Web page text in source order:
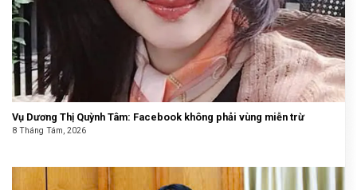
Vụ Dương Thị Quỳnh Tâm: Facebook không phải vùng miễn trừ
8 Tháng Tám, 2026